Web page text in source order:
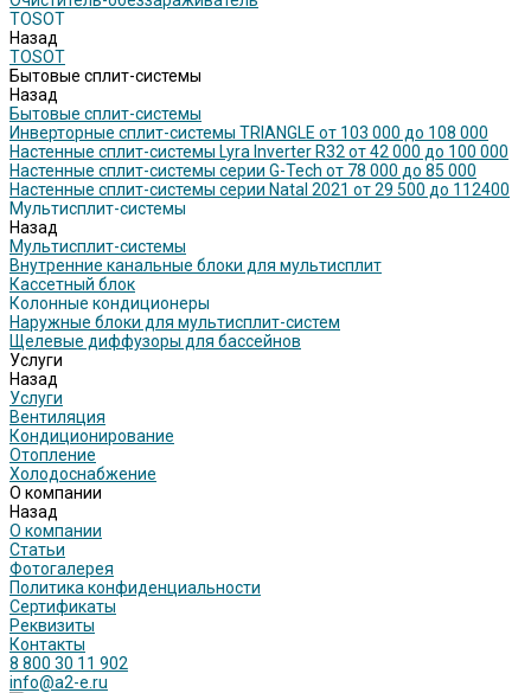
TOSOT
Назад
TOSOT
Бытовые сплит-системы
Назад
Бытовые сплит-системы
Инверторные сплит-системы TRIANGLE от 103 000 до 108 000
Настенные сплит-системы Lyra Inverter R32 от 42 000 до 100 000
Настенные сплит-системы серии G-Tech от 78 000 до 85 000
Настенные сплит-системы серии Natal 2021 от 29 500 до 112400
Мультисплит-системы
Назад
Мультисплит-системы
Внутренние канальные блоки для мультисплит
Кассетный блок
Колонные кондиционеры
Наружные блоки для мультисплит-систем
Щелевые диффузоры для бассейнов
Услуги
Назад
Услуги
Вентиляция
Кондиционирование
Отопление
Холодоснабжение
О компании
Назад
О компании
Статьи
Фотогалерея
Политика конфиденциальности
Сертификаты
Реквизиты
Контакты
8 800 30 11 902
info@a2-e.ru